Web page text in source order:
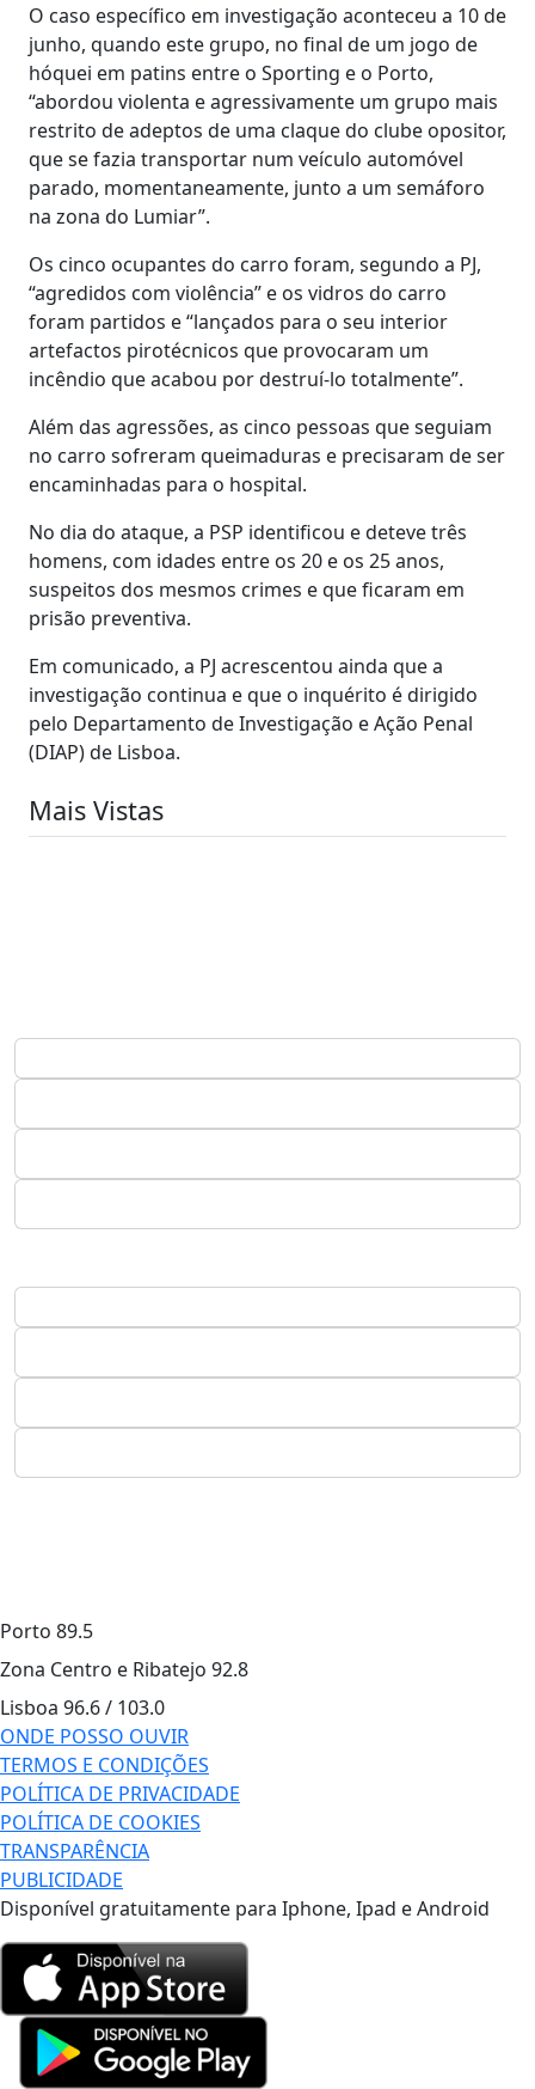
O caso específico em investigação aconteceu a 10 de
junho, quando este grupo, no final de um jogo de
hóquei em patins entre o Sporting e o Porto,
“abordou violenta e agressivamente um grupo mais
restrito de adeptos de uma claque do clube opositor,
que se fazia transportar num veículo automóvel
parado, momentaneamente, junto a um semáforo
na zona do Lumiar”.
Os cinco ocupantes do carro foram, segundo a PJ,
“agredidos com violência” e os vidros do carro
foram partidos e “lançados para o seu interior
artefactos pirotécnicos que provocaram um
incêndio que acabou por destruí-lo totalmente”.
Além das agressões, as cinco pessoas que seguiam
no carro sofreram queimaduras e precisaram de ser
encaminhadas para o hospital.
No dia do ataque, a PSP identificou e deteve três
homens, com idades entre os 20 e os 25 anos,
suspeitos dos mesmos crimes e que ficaram em
prisão preventiva.
Em comunicado, a PJ acrescentou ainda que a
investigação continua e que o inquérito é dirigido
pelo Departamento de Investigação e Ação Penal
(DIAP) de Lisboa.
Mais Vistas
Porto 89.5
Zona Centro e Ribatejo 92.8
Lisboa 96.6 / 103.0
ONDE POSSO OUVIR
TERMOS E CONDIÇÕES
POLÍTICA DE PRIVACIDADE
POLÍTICA DE COOKIES
TRANSPARÊNCIA
PUBLICIDADE
Disponível gratuitamente para Iphone, Ipad e Android